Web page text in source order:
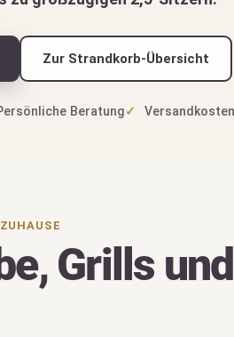
Zum Grill-Ratgeber
Beratung
Grills